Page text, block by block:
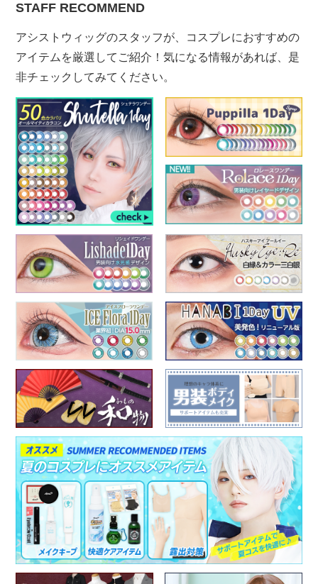
STAFF RECOMMEND
アシストウィッグのスタッフが、コスプレにおすすめの
アイテムを厳選してご紹介！気になる情報があれば、是
非チェックしてみてください。